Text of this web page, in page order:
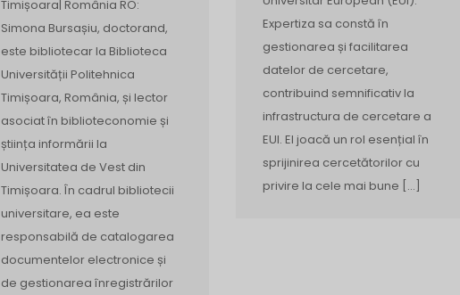
Timișoara| România RO:
Simona Bursașiu, doctorand,
este bibliotecar la Biblioteca
Universității Politehnica
Timișoara, România, și lector
asociat în biblioteconomie și
știința informării la
Universitatea de Vest din
Timișoara. În cadrul bibliotecii
universitare, ea este
responsabilă de catalogarea
documentelor electronice și
de gestionarea înregistrărilor
Expertiza sa constă în
gestionarea și facilitarea
datelor de cercetare,
contribuind semnificativ la
infrastructura de cercetare a
EUI. El joacă un rol esențial în
sprijinirea cercetătorilor cu
privire la cele mai bune […]